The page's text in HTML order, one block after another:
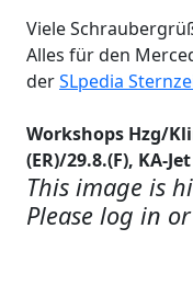
Viele
Alles für den
derSLpedia
Workshops Hzg/
(ER)/29.8.(F), KA-
This image is
Please log in